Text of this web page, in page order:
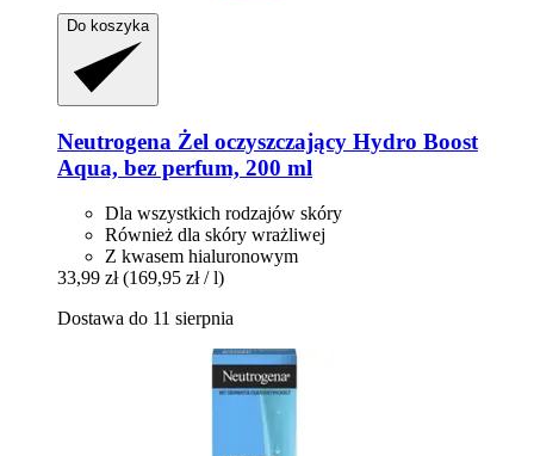
Do koszyka
Neutrogena Żel oczyszczający Hydro Boost
Aqua, bez perfum, 200 ml
Dla wszystkich rodzajów skóry
Również dla skóry wrażliwej
Z kwasem hialuronowym
33,99 zł (169,95 zł / l)
Dostawa do 11 sierpnia